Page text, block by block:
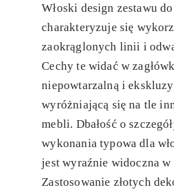
Włoski design zestawu
charakteryzuje się
zaokrąglonych linii i
Cechy te widać w
niepowtarzalną i
wyróżniającą się na tle
mebli. Dbałość o
wykonania typowa dla
jest wyraźnie widoczna w
Zastosowanie złotych